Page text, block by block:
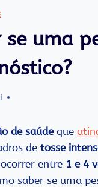
se uma
de saúdeque
de tosse
entre 1 e 4
saber se uma